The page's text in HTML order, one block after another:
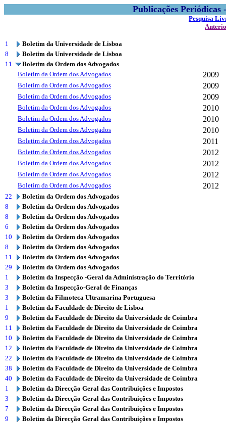
Publicações
Pesquisa
1
Boletim da Universidade de Lisboa
8
Boletim da Universidade de Lisboa
11
Boletim da Ordem dos Advogados
Boletim da Ordem dos Advogados
2009
Boletim da Ordem dos Advogados 2009
Boletim da Ordem dos Advogados 2009
Boletim da Ordem dos Advogados 2010
Boletim da Ordem dos Advogados 2010
Boletim da Ordem dos Advogados 2010
Boletim da Ordem dos Advogados 2011
Boletim da Ordem dos Advogados 2012
Boletim da Ordem dos Advogados 2012
Boletim da Ordem dos Advogados 2012
Boletim da Ordem dos Advogados 2012
22
Boletim da Ordem dos Advogados
8
Boletim da Ordem dos Advogados
8
Boletim da Ordem dos Advogados
6
Boletim da Ordem dos Advogados
10
Boletim da Ordem dos Advogados
8
Boletim da Ordem dos Advogados
11
Boletim da Ordem dos Advogados
29
Boletim da Ordem dos Advogados
1
Boletim da Inspecção -Geral da Administração do Território
3
Boletim da Inspecção-Geral de Finanças
3
Boletim da Filmoteca Ultramarina Portuguesa
1
Boletim da Faculdade de Direito de Lisboa
9
Boletim da Faculdade de Direito da Universidade de Coimbra
11
Boletim da Faculdade de Direito da Universidade de Coimbra
10
Boletim da Faculdade de Direito da Universidade de Coimbra
12
Boletim da Faculdade de Direito da Universidade de Coimbra
22
Boletim da Faculdade de Direito da Universidade de Coimbra
38
Boletim da Faculdade de Direito da Universidade de Coimbra
40
Boletim da Faculdade de Direito da Universidade de Coimbra
1
Boletim da Direcção Geral das Contribuições e Impostos
3
Boletim da Direcção Geral das Contribuições e Impostos
7
Boletim da Direcção Geral das Contribuições e Impostos
9
Boletim da Direcção Geral das Contribuições e Impostos